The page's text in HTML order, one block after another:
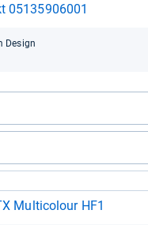
05135906001
Design
Mul­ti­co­lour HF1